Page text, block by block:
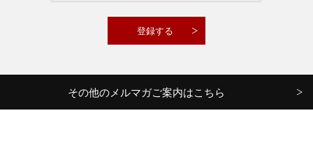
その他のメルマガご案内はこちら